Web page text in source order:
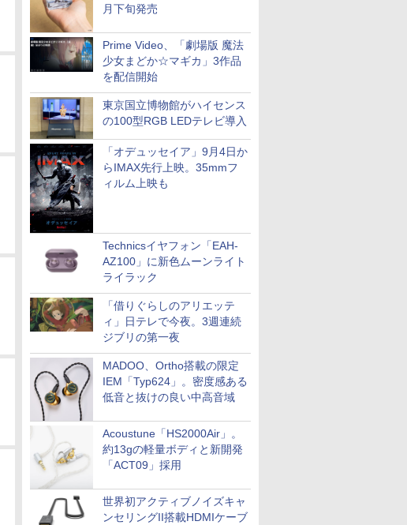
月下旬発売
Prime Video、「劇場版 魔法
少女まどか☆マギカ」3作品
を配信開始
東京国立博物館がハイセンス
の100型RGB LEDテレビ導入
「オデュッセイア」9月4日か
らIMAX先行上映。35mmフ
ィルム上映も
Technicsイヤフォン「EAH-
AZ100」に新色ムーンライト
ライラック
「借りぐらしのアリエッテ
ィ」日テレで今夜。3週連続
ジブリの第一夜
MADOO、Ortho搭載の限定
IEM「Typ624」。密度感ある
低音と抜けの良い中高音域
Acoustune「HS2000Air」。
約13gの軽量ボディと新開発
「ACT09」採用
世界初アクティブノイズキャ
ンセリングII搭載HDMIケーブ